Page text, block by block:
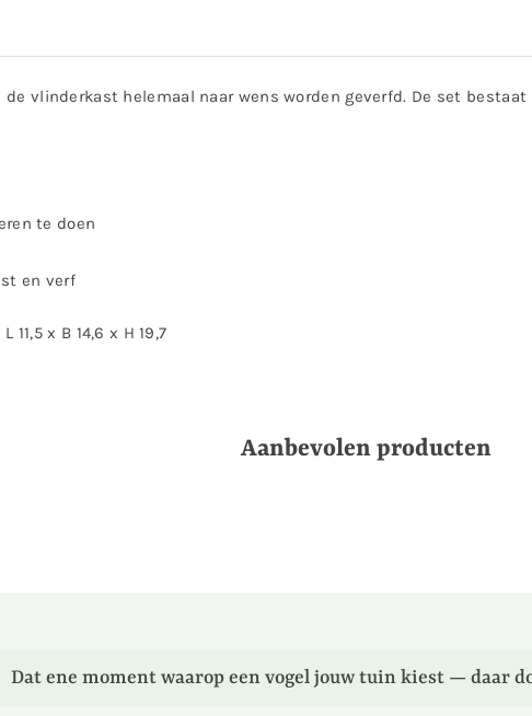
vlinderkast helemaal naar wens worden geverfd. De set
te doen
en verf
x B 14,6 x H 19,7
Aanbevolen producten
Dat ene moment waarop een vogel jouw tuin kiest — daar